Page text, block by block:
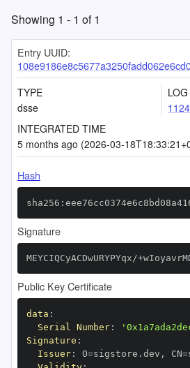
Showing 1 - 1 of1
Entry UUID:
TYPE
dsse
INTEGRATED TIME
5 months ago (2026-03-
Hash
Signature
MEYCIQCyACDwURYPYqx/
Public Key Certificate
data :
Serial Number:
Signature :
Issuer: O=sigstore.dev ,